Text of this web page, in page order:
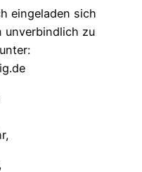
eingeladen sich
unverbindlich zu